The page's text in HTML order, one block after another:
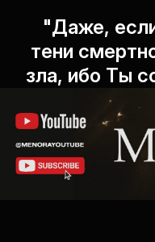
"Даже,
тени
зла, ибо Ты